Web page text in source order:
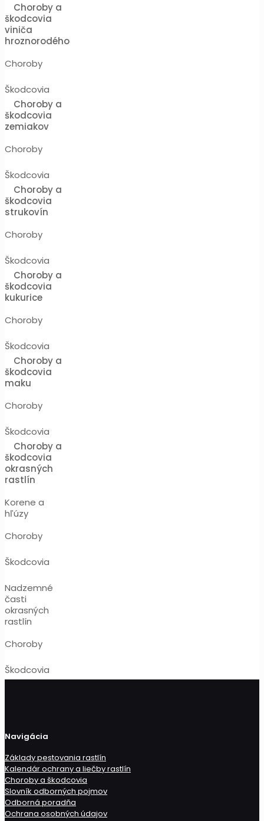
Choroby a
škodcovia
viniča
hroznorodého
Choroby
Škodcovia
Choroby a
škodcovia
zemiakov
Choroby
Škodcovia
Choroby a
škodcovia
strukovín
Choroby
Škodcovia
Choroby a
škodcovia
kukurice
Choroby
Škodcovia
Choroby a
škodcovia
maku
Choroby
Škodcovia
Choroby a
škodcovia
okrasných
rastlín
Korene a
hľúzy
Choroby
Škodcovia
Nadzemné
časti
okrasných
rastlín
Choroby
Škodcovia
Navigácia
Základy pestovania rastlín
Kalendár ochrany a liečby rastlín
Choroby a škodcovia
Slovník odborných pojmov
Odborná poradňa
Ochrana osobných údajov